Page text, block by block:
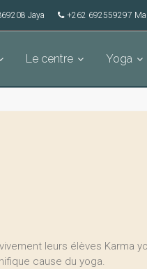
Jaya +262 692559297
Le centre Yoga
leurs élèves Karma
cause du yoga.